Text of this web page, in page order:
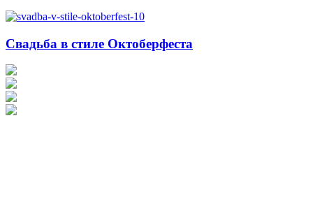
Свадьба в стиле Октоберфеста